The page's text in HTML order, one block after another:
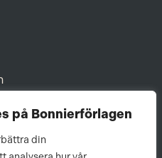
på Bonnierförlagen
din